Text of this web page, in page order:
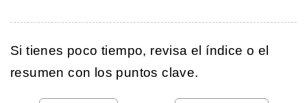
Si tienes poco tiempo, revisa el índice o el
resumen con los puntos clave.